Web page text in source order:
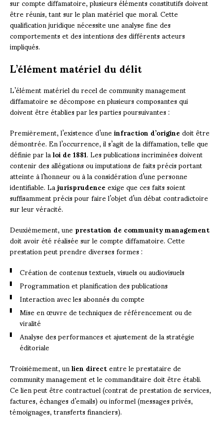
être réunis, tant sur le plan matériel que moral. Cette
qualification juridique nécessite une analyse fine des
comportements et des intentions des différents acteurs
impliqués.
L’élément matériel du délit
L’élément matériel du recel de community management
diffamatoire se décompose en plusieurs composantes qui
doivent être établies par les parties poursuivantes :
Premièrement, l’existence d’uneinfraction d’originedoit être
démontrée. En l’occurrence, il s’agit de la diffamation, telle que
définie par laloi de 1881. Les publications incriminées doivent
contenir des allégations ou imputations de faits précis portant
atteinte à l’honneur ou à la considération d’une personne
identifiable. Lajurisprudenceexige que ces faits soient
suffisamment précis pour faire l’objet d’un débat contradictoire
sur leur véracité.
Deuxièmement, uneprestation de community management
doit avoir été réalisée sur le compte diffamatoire. Cette
prestation peut prendre diverses formes :
Création de contenus textuels, visuels ou audiovisuels
Programmation et planification des publications
Interaction avec les abonnés du compte
Mise en œuvre de techniques de référencement ou de
viralité
Analyse des performances et ajustement de la stratégie
éditoriale
Troisièmement, unlien directentre le prestataire de
community management et le commanditaire doit être établi.
Ce lien peut être contractuel (contrat de prestation de services,
factures, échanges d’emails) ou informel (messages privés,
témoignages, transferts financiers).